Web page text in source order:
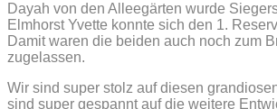
Dayah von den Alleegärten wurde
Elmhorst Yvette konnte sich den 1.
Damit waren die beiden auch noch zum
zugelassen.
Wir sind super stolz auf diesen
sind super gespannt auf die weitere